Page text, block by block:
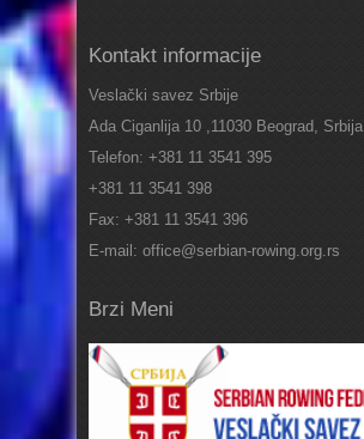
Kontakt informacije
Veslački savez Srbije
Ada Ciganlija 10 ,11030 Beograd, Srbija
Telefon: +381 11 3541 395
+381 11 3541 398
Fax: +381 11 3541 396
E-mail: office@serbian-rowing.org.rs
Brzi Meni